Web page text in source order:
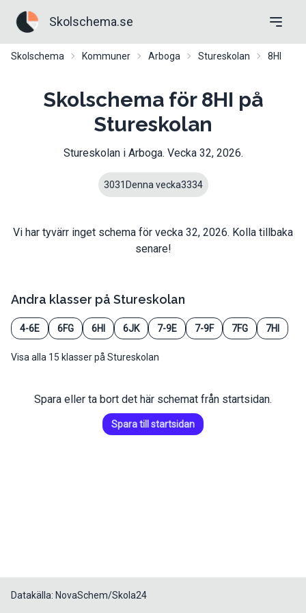
Skolschema.se
Skolschema Kommuner Arboga Stureskolan 8HI
Skolschema för 8HI på
Stureskolan
Stureskolani Arboga. Vecka 32, 2026.
3031 Denna vecka3334
Vi har tyvärr inget schema för vecka 32, 2026. Kolla tillbaka
senare!
Andra klasser på Stureskolan
4-6E 6FG 6HI 6JK 7-9E 7-9F 7FG 7HI
Visa alla 15 klasser på Stureskolan
Spara eller ta bort det här schemat från startsidan.
Spara till startsidan
Datakälla: NovaSchem/Skola24